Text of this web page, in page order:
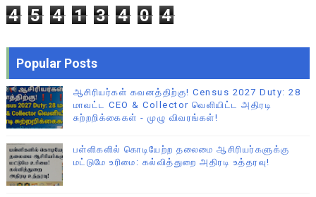
4 5 4 1 3 4 0 4
Popular Posts
ஆசிரியர்கள் கவனத்திற்கு! Census 2027 Duty: 28
மாவட்ட CEO & Collector வெளியிட்ட அதிரடி
சுற்றறிக்கைகள் - முழு விவரங்கள்!
பள்ளிகளில் கொடியேற்ற தலைமை ஆசிரியர்களுக்கு
மட்டுமே உரிமை: கல்வித்துறை அதிரடி உத்தரவு!